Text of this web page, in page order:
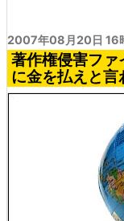
2007年08月20日 16
著作権侵害フ
に金を払えと言